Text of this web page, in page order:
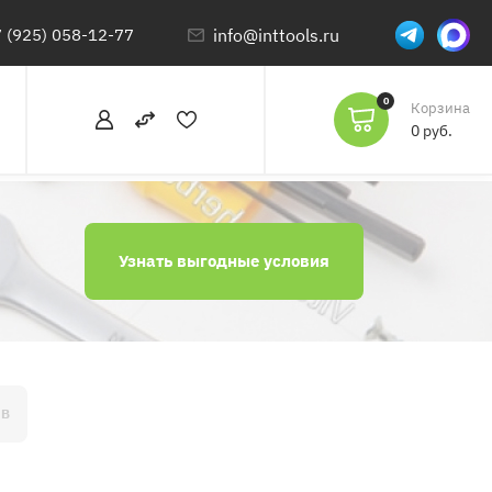
(925) 058-12-77 info@inttools.ru
0 Корзина
0 руб.
Узнать выгодные условия